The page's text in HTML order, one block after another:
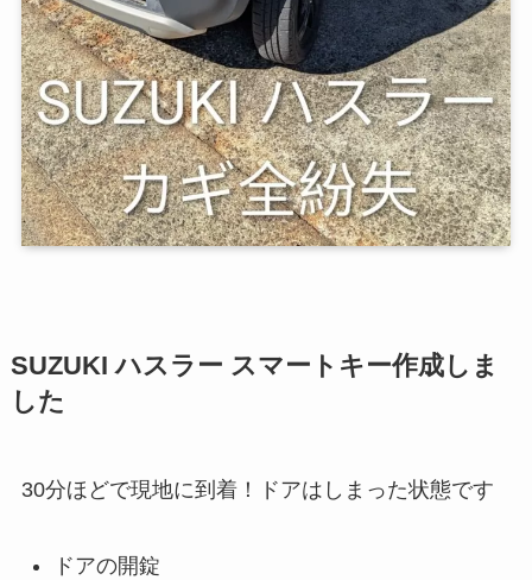
SUZUKI ハスラー スマートキー作成しま
した
30分ほどで現地に到着！ドアはしまった状態です
ドアの開錠